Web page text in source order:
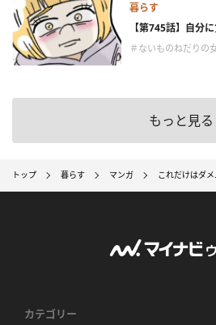
暮らす
【第745話】自分
＃ないものねだりの
もっと見る
トップ 暮らす マンガ これだけはダ
カテゴリー